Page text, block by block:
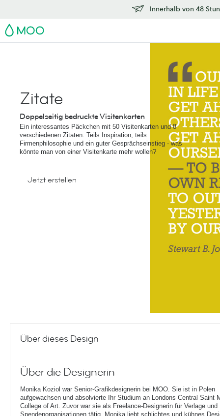
Innerhalb von 48
MOO
Zitate
Doppelseitig bedruckte Visitenkarten
Ein interessantes Päckchen mit 50 Visitenkarten und 8
verschiedenen Zitaten. Teils Inspiration, teils
Firmenphilosophie und ein guter Gesprächseinstieg - was
könnte man von einer Visitenkarte mehr wollen?
Jetzt erstellen
Über dieses Design
Über die Designerin
Monika Koziol war Senior-Grafikdesignerin bei MOO. Sie ist in Polen
aufgewachsen und absolvierte Ihr Studium an Londons Central Saint
College of Art. Zuvor war sie als Freelance-Designerin für Verlage und
Spendenorganisationen tätig. Monika liebt schlichtes und kühnes